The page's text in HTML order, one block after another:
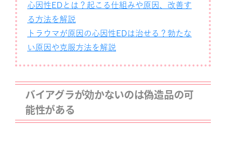
心因性EDとは？起こる仕組みや原因、改善す
る方法を解説
トラウマが原因の心因性EDは治せる？勃たな
い原因や克服方法を解説
バイアグラが効かないのは偽造品の可
能性がある